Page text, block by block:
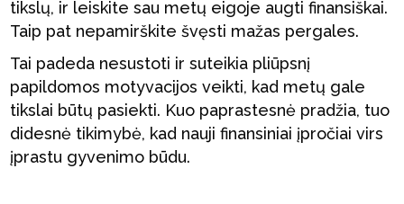
tikslų, ir leiskite sau metų eigoje augti finansiškai.
Taip pat nepamirškite švęsti mažas pergales.
Tai padeda nesustoti ir suteikia pliūpsnį
papildomos motyvacijos veikti, kad metų gale
tikslai būtų pasiekti. Kuo paprastesnė pradžia, tuo
didesnė tikimybė, kad nauji finansiniai įpročiai virs
įprastu gyvenimo būdu.